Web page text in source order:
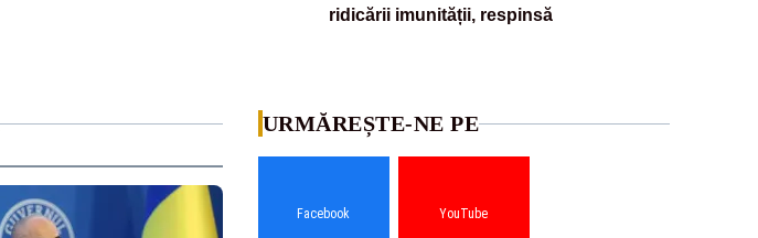
ridicării imunității, respinsă
URMĂREȘTE-NE PE
Facebook YouTube